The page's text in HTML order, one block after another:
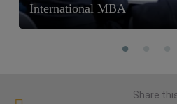
International MBA
Share